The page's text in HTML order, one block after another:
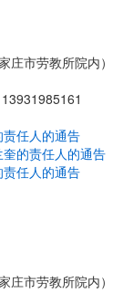
市劳教所院内）
任人的通告
的责任人的通告
任人的通告
市劳教所院内）